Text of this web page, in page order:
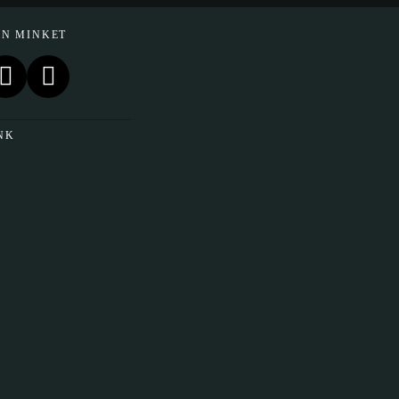
MINKET